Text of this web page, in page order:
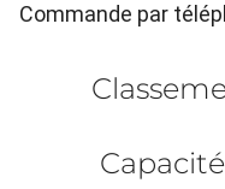
Commande par